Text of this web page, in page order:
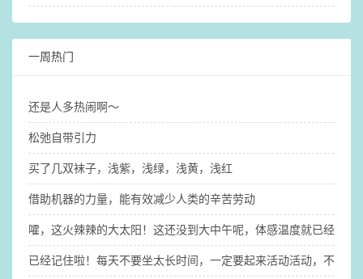
一周热门
还是人多热闹啊～
松弛自带引力
买了几双袜子，浅紫，浅绿，浅黄，浅红
借助机器的力量，能有效减少人类的辛苦劳动
嚯，这火辣辣的大太阳！这还没到大中午呢，体感温度就已经31°
已经记住啦！每天不要坐太长时间，一定要起来活动活动，不然大